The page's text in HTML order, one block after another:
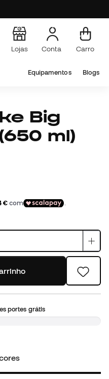
Lojas Conta Carro
Equipamentos Blogs
ml)
portes grátis